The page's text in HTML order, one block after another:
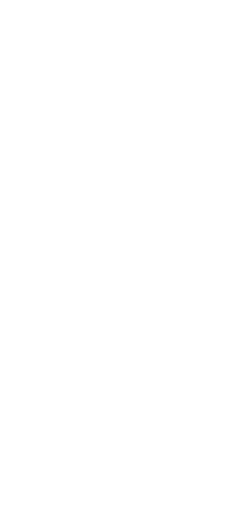
v okolí
bylo 2 hod čekání na letišti po příletu na spoj z Prahy.